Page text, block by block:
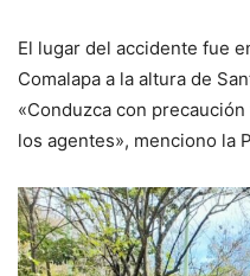
El lugar del accidente fue
Comalapa a la altura de
«Conduzca con
los agentes», menciono la